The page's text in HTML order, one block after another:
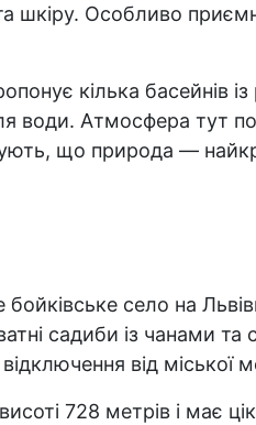
шкіру. Особливо
кілька басейнів
води. Атмосфера тут
що природа —
село на
садиби із чанами
від міської
728 метрів і має